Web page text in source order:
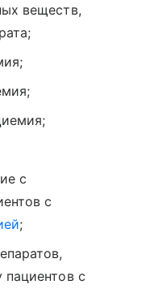
веществ,
с
с
;
с